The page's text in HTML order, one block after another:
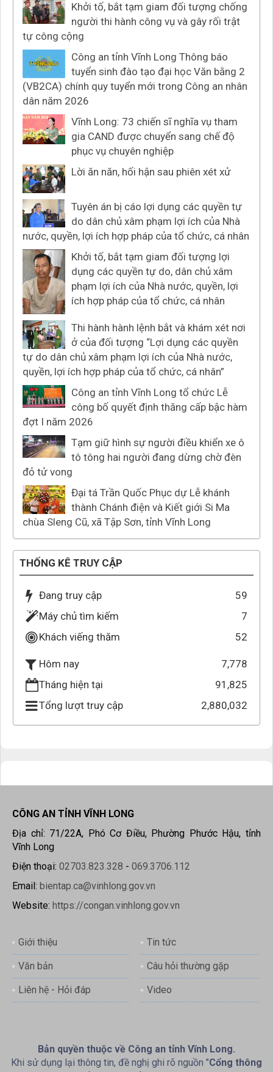
Khởi tố, bắt tạm giam đối tượng chống
người thi hành công vụ và gây rối trật
tự công cộng
Công an tỉnh Vĩnh Long Thông báo
tuyển sinh đào tạo đại học Văn bằng 2
(VB2CA) chính quy tuyển mới trong Công an nhân
dân năm 2026
Vĩnh Long: 73 chiến sĩ nghĩa vụ tham
gia CAND được chuyển sang chế độ
phục vụ chuyên nghiệp
Lời ăn năn, hối hận sau phiên xét xử
Tuyên án bị cáo lợi dụng các quyền tự
do dân chủ xâm phạm lợi ích của Nhà
nước, quyền, lợi ích hợp pháp của tổ chức, cá nhân
Khởi tố, bắt tạm giam đối tượng lợi
dụng các quyền tự do, dân chủ xâm
phạm lợi ích của Nhà nước, quyền, lợi
ích hợp pháp của tổ chức, cá nhân
Thi hành hành lệnh bắt và khám xét nơi
ở của đối tượng “Lợi dụng các quyền
tự do dân chủ xâm phạm lợi ích của Nhà nước,
quyền, lợi ích hợp pháp của tổ chức, cá nhân”
Công an tỉnh Vĩnh Long tổ chức Lễ
công bố quyết định thăng cấp bậc hàm
đợt I năm 2026
Tạm giữ hình sự người điều khiển xe ô
tô tông hai người đang dừng chờ đèn
đỏ tử vong
Đại tá Trần Quốc Phục dự Lễ khánh
thành Chánh điện và Kiết giới Si Ma
chùa Sleng Cũ, xã Tập Sơn, tỉnh Vĩnh Long
THỐNG KÊ TRUY CẬP
Đang truy cập
59
Máy chủ tìm kiếm
7
Khách viếng thăm
52
Hôm nay
7,778
Tháng hiện tại
91,825
Tổng lượt truy cập
2,880,032
CÔNG AN TỈNH VĨNH LONG
Địa chỉ: 71/22A, Phó Cơ Điều, Phường Phước Hậu, tỉnh
Vĩnh Long
Điện thoại: 02703.823.328 - 069.3706.112
Email: bientap.ca@vinhlong.gov.vn
Website: https://congan.vinhlong.gov.vn
Giới thiệu Tin tức
Văn bản Câu hỏi thường gặp
Liên hệ - Hỏi đáp Video
Bản quyền thuộc về Công an tỉnh Vĩnh Long.
Khi sử dụng lại thông tin, đề nghị ghi rõ nguồn "Cổng thông